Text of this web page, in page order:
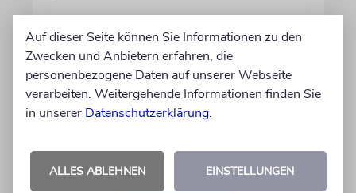
Auf dieser Seite können Sie Informationen zu den
Zwecken und Anbietern erfahren, die
personenbezogene Daten auf unserer Webseite
verarbeiten. Weitergehende Informationen finden Sie
in unserer Datenschutzerklärung.
ALLES ABLEHNEN EINSTELLUNGEN